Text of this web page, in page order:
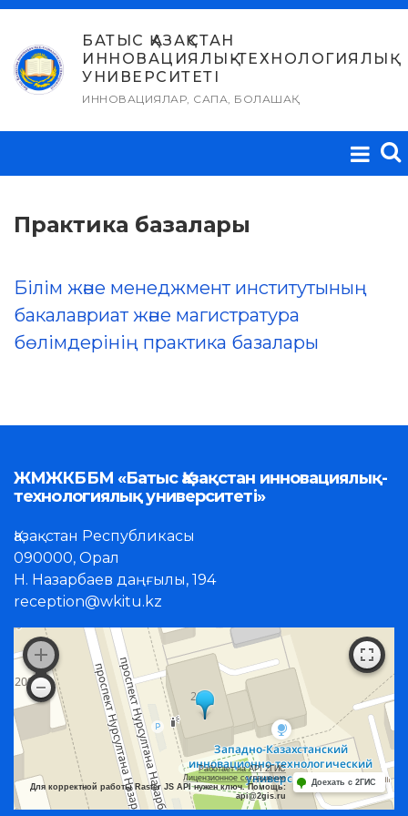
Skip
content
БАТЫС ҚАЗАҚСТАН
ИННОВАЦИЯЛЫҚ-ТЕХНОЛОГИЯЛЫҚ
УНИВЕРСИТЕТІ
ИННОВАЦИЯЛАР, САПА, БОЛАШАҚ
Практика базалары
Білім және менеджмент институтының
бакалавриат және магистратура
бөлімдерінің практика базалары
ЖМЖКББМ «Батыс Қазақстан инновациялық-
технологиялық университеті»
Қазақстан Республикасы
090000, Орал
Н. Назарбаев даңғылы, 194
reception@wkitu.kz
Работает на API 2ГИС
Лицензионное соглашение
Для корректной работы Raster JS API нужен ключ. Помощь:
api@2gis.ru
Доехать с 2ГИС